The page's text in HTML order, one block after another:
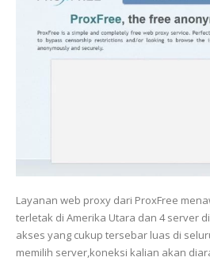
Layanan web proxy dari ProxFree
terletak di Amerika Utara dan 4 server
akses yang cukup tersebar luas di
memilih server,koneksi kalian akan